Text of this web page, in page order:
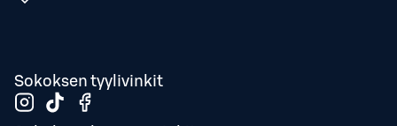
Sokoksen tyylivinkit